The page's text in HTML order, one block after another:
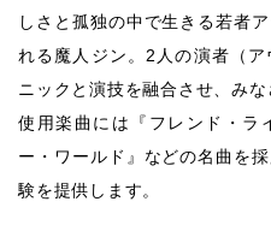
しさと孤独の中で生きる若者
れる魔人ジン。2人の演者（
ニックと演技を融合させ、みな
使用楽曲には『フレンド・ラ
ー・ワールド』などの名曲を
験を提供します。